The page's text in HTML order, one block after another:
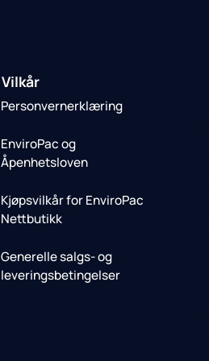
Vilkår
Personvernerklæring
EnviroPac og
Åpenhetsloven
Kjøpsvilkår for EnviroPac
Nettbutikk
Generelle salgs- og
leveringsbetingelser